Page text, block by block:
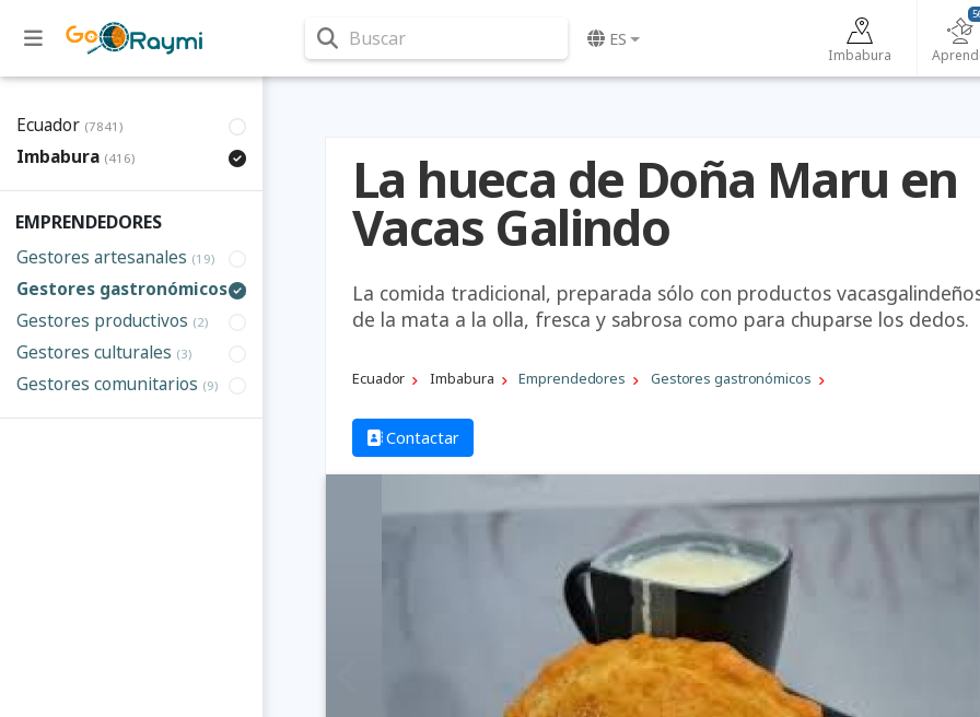
Buscar ES
Imbabura
Ecuador (7841)
Imbabura (416)
EMPRENDEDORES
Gestores artesanales (19)
Gestores gastronómicos(35)
Gestores productivos (2)
Gestores culturales (3)
Gestores comunitarios (9)
La hueca de Doña Maru en
Vacas Galindo
La comida tradicional, preparada sólo con productos
de la mata a la olla, fresca y sabrosa como para chuparse los dedos.
Ecuador Imbabura Emprendedores Gestores gastronómicos
Contactar